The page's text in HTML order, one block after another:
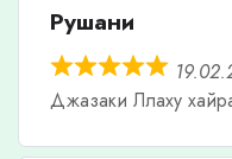
Рушани
Джазаки Ллаху